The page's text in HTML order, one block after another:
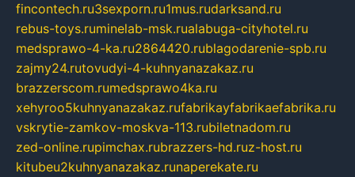
fincontech.ru3sexporn.ru1mus.rudarksand.ru
rebus-toys.ruminelab-msk.rualabuga-cityhotel.ru
medsprawo-4-ka.ru2864420.rublagodarenie-spb.ru
zajmy24.rutovudyi-4-kuhnyanazakaz.ru
brazzerscom.rumedsprawo4ka.ru
xehyroo5kuhnyanazakaz.rufabrikayfabrikaefabrika.ru
vskrytie-zamkov-moskva-113.rubiletnadom.ru
zed-online.rupimchax.rubrazzers-hd.ruz-host.ru
kitubeu2kuhnyanazakaz.runaperekate.ru